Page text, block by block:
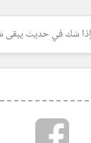
إذا شك في حديث